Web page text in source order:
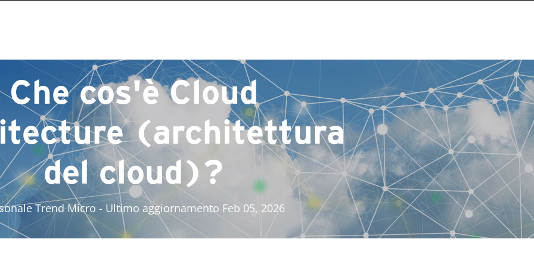
Che cos'è Cloud
(architettura
del cloud)?
Trend Micro - Ultimo aggiornamento Feb 05, 2026